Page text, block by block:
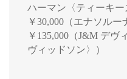
ハーマン〈ティーキー
￥30,000（エナソル
￥135,000（J&M デヴ
ヴィッドソン〉）